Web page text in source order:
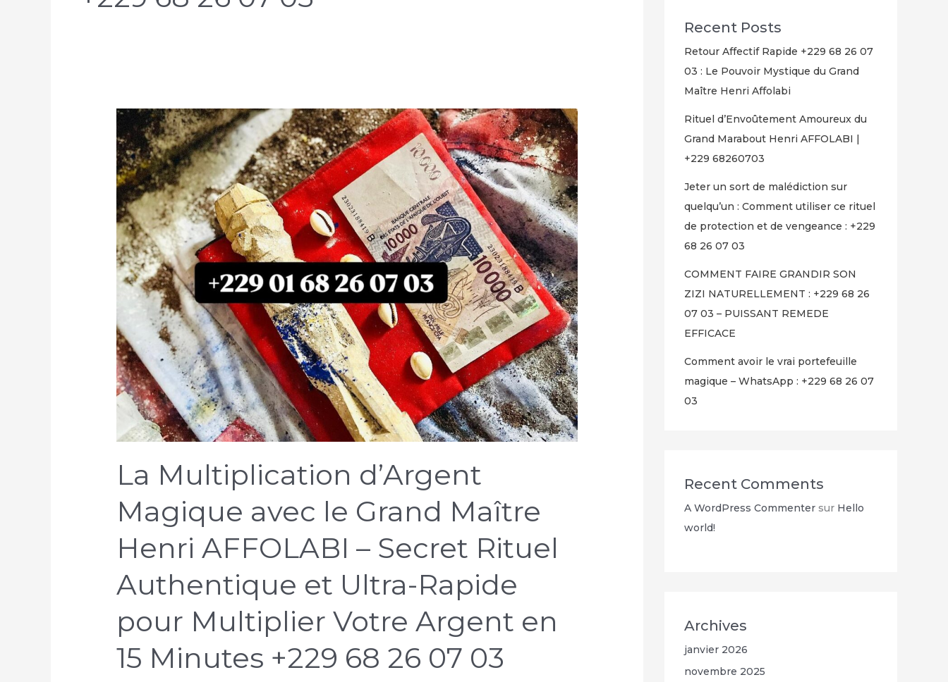
La Multiplication d’Argent
Magique avec le Grand Maître
Henri AFFOLABI – Secret Rituel
Authentique et Ultra-Rapide
pour Multiplier Votre Argent en
15 Minutes +229 68 26 07 03
Recent Posts
Retour Affectif Rapide +229 68 26 07
03 : Le Pouvoir Mystique du Grand
Maître Henri Affolabi
Rituel d’Envoûtement Amoureux du
Grand Marabout Henri AFFOLABI |
+229 68260703
Jeter un sort de malédiction sur
quelqu’un : Comment utiliser ce rituel
de protection et de vengeance : +229
68 26 07 03
COMMENT FAIRE GRANDIR SON
ZIZI NATURELLEMENT : +229 68 26
07 03 – PUISSANT REMEDE
EFFICACE
Comment avoir le vrai portefeuille
magique – WhatsApp : +229 68 26 07
03
Recent Comments
A WordPress Commenter sur Hello
world!
Archives
janvier 2026
novembre 2025